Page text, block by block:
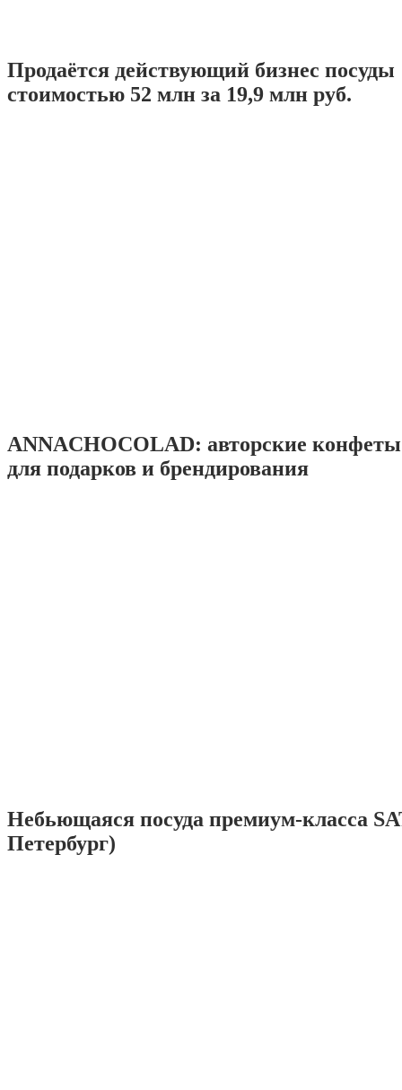
Продаётся действующий бизнес посуды
стоимостью 52 млн за 19,9 млн руб.
ANNACHOCOLAD: авторские
для подарков и брендирования
Небьющаяся посуда премиум-класса
Петербург)